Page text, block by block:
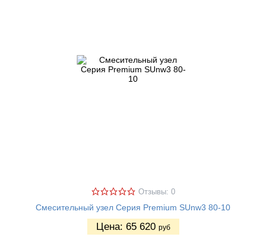
Отзывы: 0
Смесительный узел Серия Premium SUnw3 80-10
Цена: 65 620 руб